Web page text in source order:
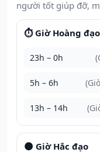
người tốt giúp đỡ,
⏱️ Giờ Hoàng đạo
23h – 0h
5h – 6h
13h – 14h
🌑 Giờ Hắc đạo